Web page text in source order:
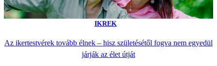
IKREK
Az ikertestvérek tovább élnek – hisz születésétől fogva nem egyedül
járják az élet útját